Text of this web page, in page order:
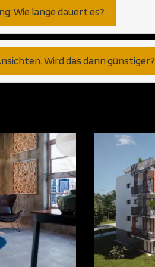
Wie lange dauert es?
Wird das dann günstiger?